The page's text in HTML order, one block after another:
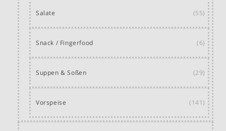
Salate (55)
Snack / Fingerfood (6)
Suppen & Soßen (29)
Vorspeise (141)